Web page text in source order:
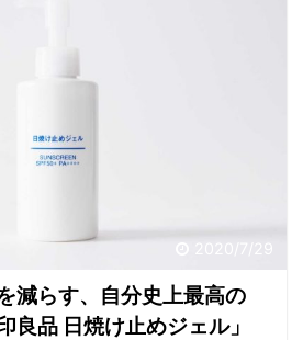
2020/7/29
減らす、自分史上最高の
良品 日焼け止めジェル」